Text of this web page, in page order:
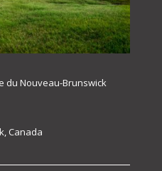
du Nouveau-Brunswick
Canada